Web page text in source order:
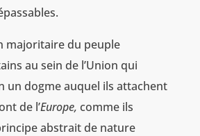
majoritaire du peuple
au sein de l’Union qui
un dogme auquel ils attachent
de l’Europe, comme ils
abstrait de nature